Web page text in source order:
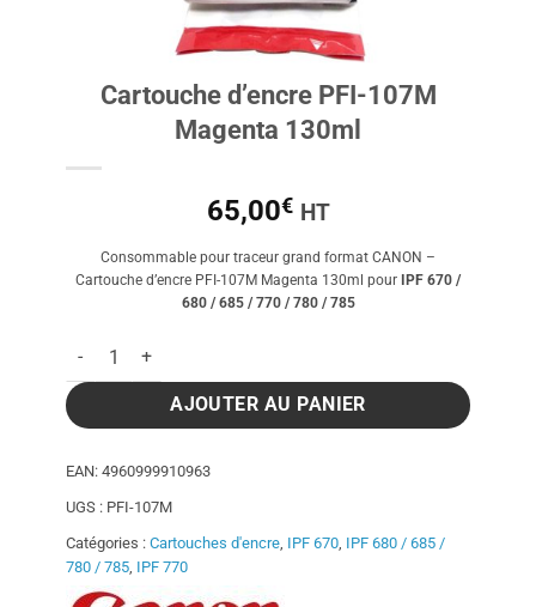
Cartouche d’encre PFI-107M
Magenta 130ml
65,00€ HT
Consommable pour traceur grand format CANON –
Cartouche d’encre PFI-107M Magenta 130ml pour
IPF 670 /
680 / 685 / 770 / 780 / 785
quantité de Cartouche d'encre PFI-107M Magenta 130ml
AJOUTER AU PANIER
EAN: 4960999910963
UGS : PFI-107M
Catégories : Cartouches d'encre IPF 670 IPF 680 / 685 /
780 / 785 IPF 770